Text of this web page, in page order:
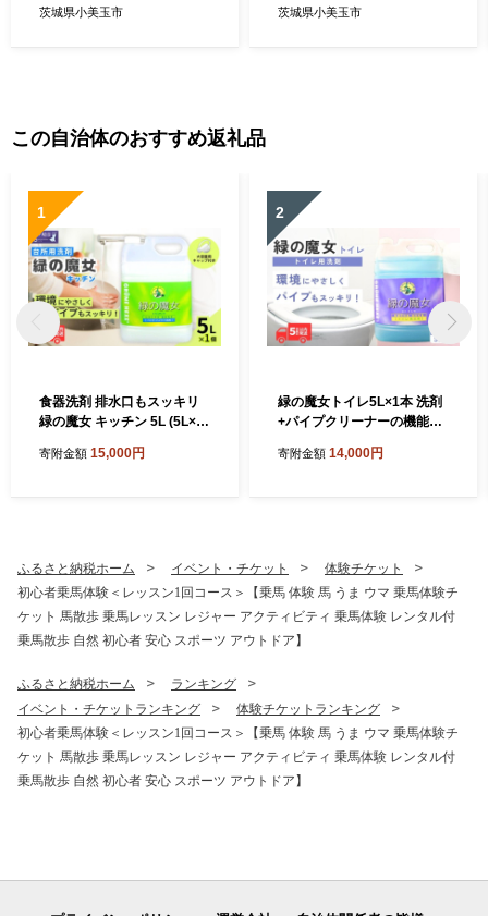
茨城県小美玉市
マ 蹄 アクセサリー 子供 大人
茨城県小美玉市
この自治体のおすすめ返礼品
1
食器洗剤 排水口もスッキリ
緑の魔女 キッチン 5L (5L×1
剤 食器 洗剤 食器用 台所用洗
来 天然素材 ヤシ油 エコ 環境
にやさしい 油汚れ 詰め替え
大容量 大容量用キャップ付
き 除菌 防臭 ギフト 洗浄力
茨城県 龍ケ崎市
寄附金額 15,000円
2
緑の魔女トイレ5L×1本 洗剤
+パイプクリーナーの機能化
務用 | 洗剤 液体 環境配慮ト
え 大容量 茨城県 龍ケ崎市
寄附金額 14,000円
ふるさと納税ホーム イベント・チケット
体験チケット
初心者乗馬体験＜レッスン1回コース＞【乗馬 体験 馬 うま ウマ 乗馬体験チ
ケット 馬散歩 乗馬レッスン レジャー アクティビティ 乗馬体験 レンタル付
乗馬散歩 自然 初心者 安心 スポーツ アウトドア】
ふるさと納税ホーム
ランキング
イベント・チケットランキング
体験チケットランキング
初心者乗馬体験＜レッスン1回コース＞【乗馬 体験 馬 うま ウマ 乗馬体験チ
ケット 馬散歩 乗馬レッスン レジャー アクティビティ 乗馬体験 レンタル付
乗馬散歩 自然 初心者 安心 スポーツ アウトドア】